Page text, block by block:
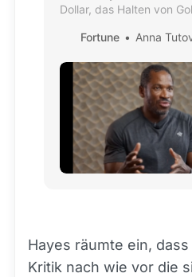
Dollar, das Halten von
stehtFortune Anna
Hayes räumte ein,
Kritik nach wie vor die